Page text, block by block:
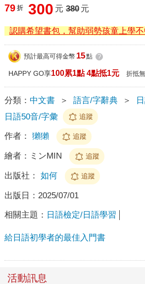
79 折 300 元 380 元
認購希望書包，幫助弱勢孩童上學不
預計最高可得金幣 15點 ?
HAPPY GO享100累1點 4點抵1元 折抵
分類： 中文書 ＞ 語言/字辭典 ＞
日語50音/字彙
追蹤
作者： 獺獺 追蹤
繪者： ミンMIN 追蹤
出版社： 如何 追蹤
出版日： 2025/07/01
相關主題： 日語檢定/日語學習
給日語初學者的最佳入門書
活動訊息